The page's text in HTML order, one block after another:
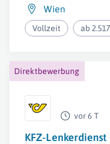
Wien
Vollzeit ab
Direktbewerbung
vor 6 T
KFZ-